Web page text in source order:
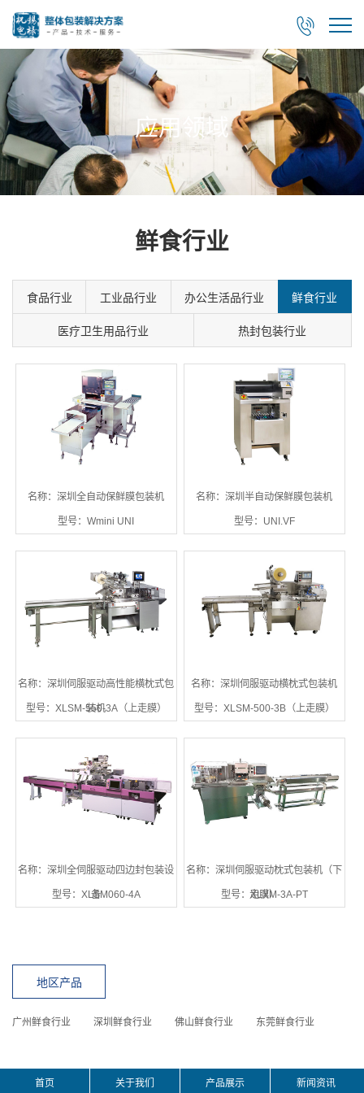

应用领域
鲜食行业
食品行业 工业品行业 办公生活品行业 鲜食行业
医疗卫生用品行业 热封包装行业
名称：深圳全自动保鲜膜包装机
型号：Wmini UNI
名称：深圳半自动保鲜膜包装机
型号：UNI.VF
名称：深圳伺服驱动高性能横枕式包
装机
型号：XLSM-550-3A（上走膜）
名称：深圳伺服驱动横枕式包装机
型号：XLSM-500-3B（上走膜）
名称：深圳全伺服驱动四边封包装设
备
型号：XLSM060-4A
名称：深圳伺服驱动枕式包装机（下
走膜）
型号：XLXM-3A-PT
地区产品
广州鲜食行业 深圳鲜食行业 佛山鲜食行业 东莞鲜食行业
首页 关于我们 产品展示 新闻资讯